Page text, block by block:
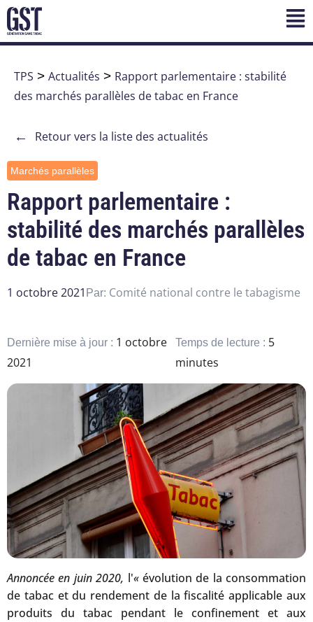
TPS > Actualités > Rapport parlementaire : stabilité
des marchés parallèles de tabac en France
← Retour vers la liste des actualités
Marchés parallèles
Rapport parlementaire :
stabilité des marchés parallèles
de tabac en France
1 octobre 2021 Par: Comité national contre le tabagisme
Dernière mise à jour : 1 octobre
2021
Temps de lecture : 5
minutes
Annoncée en juin 2020, l'« évolution de la consommation
de tabac et du rendement de la fiscalité applicable aux
produits du tabac pendant le confinement et aux